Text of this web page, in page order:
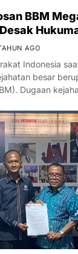
BBM
AGO
Indonesia
besar
Dugaan